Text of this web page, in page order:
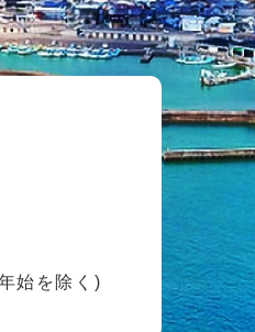
始を除く)